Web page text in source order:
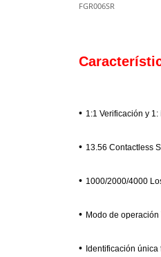
FGR006SR
• 1:1 Verificación y
• 13.56 Contactless
• 1000/2000/4000
• Modo de operación
• Identificación